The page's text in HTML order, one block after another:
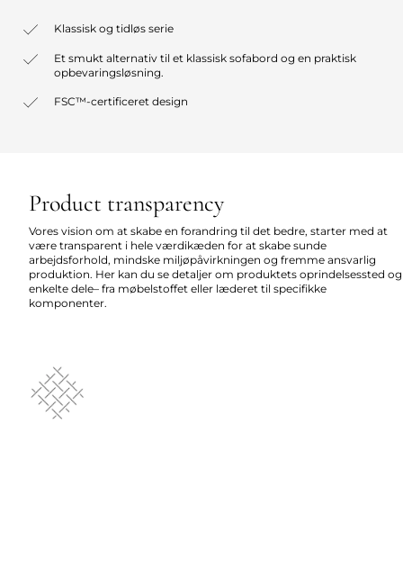
Klassisk og tidløs serie
Et smukt alternativ til et klassisk sofabord og en praktisk
opbevaringsløsning.
FSC™-certificeret design
Product transparency
Vores vision om at skabe en forandring til det bedre, starter med at
være transparent i hele værdikæden for at skabe sunde
arbejdsforhold, mindske miljøpåvirkningen og fremme ansvarlig
produktion. Her kan du se detaljer om produktets oprindelsessted og
enkelte dele– fra møbelstoffet eller læderet til specifikke
komponenter.